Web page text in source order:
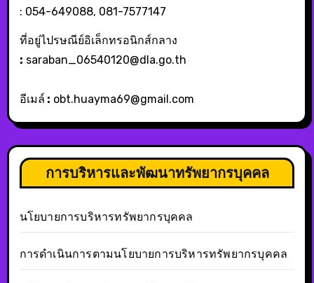
: 054-649088, 081-7577147
ที่อยู่ไปรษณีย์อิเล็กทรอนิกส์กลาง
: saraban_06540120@dla.go.th
อีเมล์ : obt.huayma69@gmail.com
การบริหารและพัฒนาทรัพยากรบุคคล
นโยบายการบริหารทรัพยากรบุคคล
การดำเนินการตามนโยบายการบริหารทรัพยากรบุคคล